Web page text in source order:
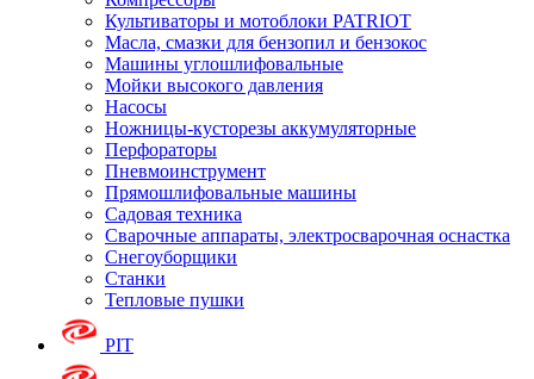
Культиваторы и мотоблоки PATRIOT
Масла, смазки для бензопил и бензокос
Машины углошлифовальные
Мойки высокого давления
Насосы
Ножницы-кусторезы аккумуляторные
Перфораторы
Пневмоинструмент
Прямошлифовальные машины
Садовая техника
Сварочные аппараты, электросварочная оснастка
Снегоуборщики
Станки
Тепловые пушки
PIT